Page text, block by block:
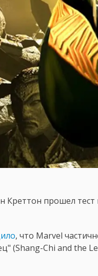
Креттон прошел тест
, что Marvel
(Shang-Chi and the